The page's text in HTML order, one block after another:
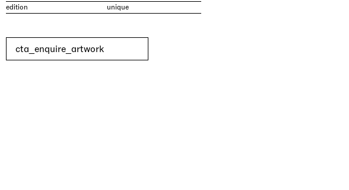
edition
unique
cta_enquire_artwork